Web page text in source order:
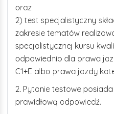
oraz
2) test specjalistyczny
zakresie tematów
specjalistycznej kursu
odpowiednio dla prawa
C1+E albo prawa jazdy
2. Pytanie testowe
prawidłową odpowiedź.